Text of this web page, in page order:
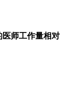
医师工作量相对